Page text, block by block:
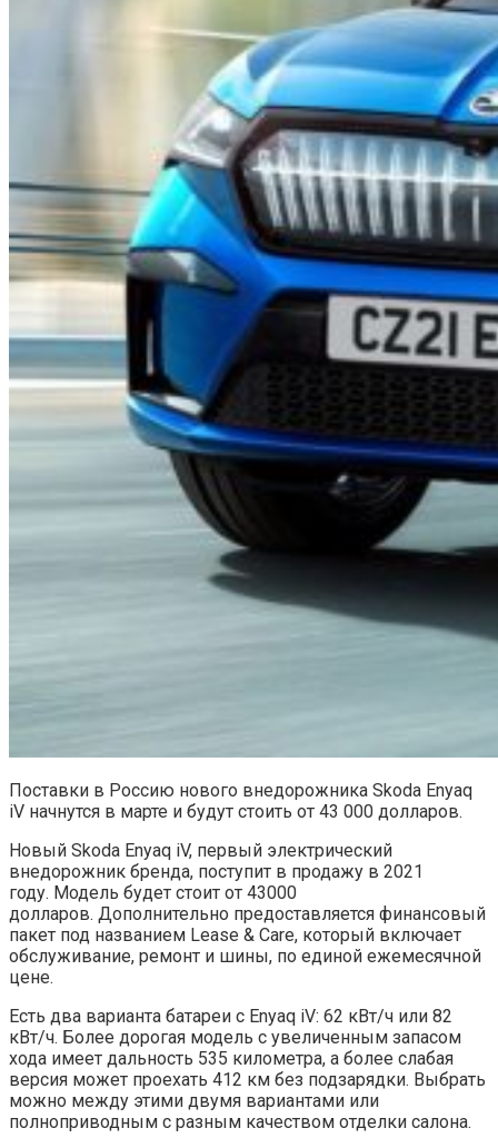
Поставки в Россию нового внедорожника Skoda Enyaq
iV начнутся в марте и будут стоить от 43 000 долларов.
Новый Skoda Enyaq iV, первый электрический
внедорожник бренда, поступит в продажу в 2021
году. Модель будет стоит от 43000
долларов. Дополнительно предоставляется финансовый
пакет под названием Lease & Care, который включает
обслуживание, ремонт и шины, по единой ежемесячной
цене.
Есть два варианта батареи с Enyaq iV: 62 кВт/ч или 82
кВт/ч. Более дорогая модель с увеличенным запасом
хода имеет дальность 535 километра, а более слабая
версия может проехать 412 км без подзарядки. Выбрать
можно между этими двумя вариантами или
полноприводным с разным качеством отделки салона.